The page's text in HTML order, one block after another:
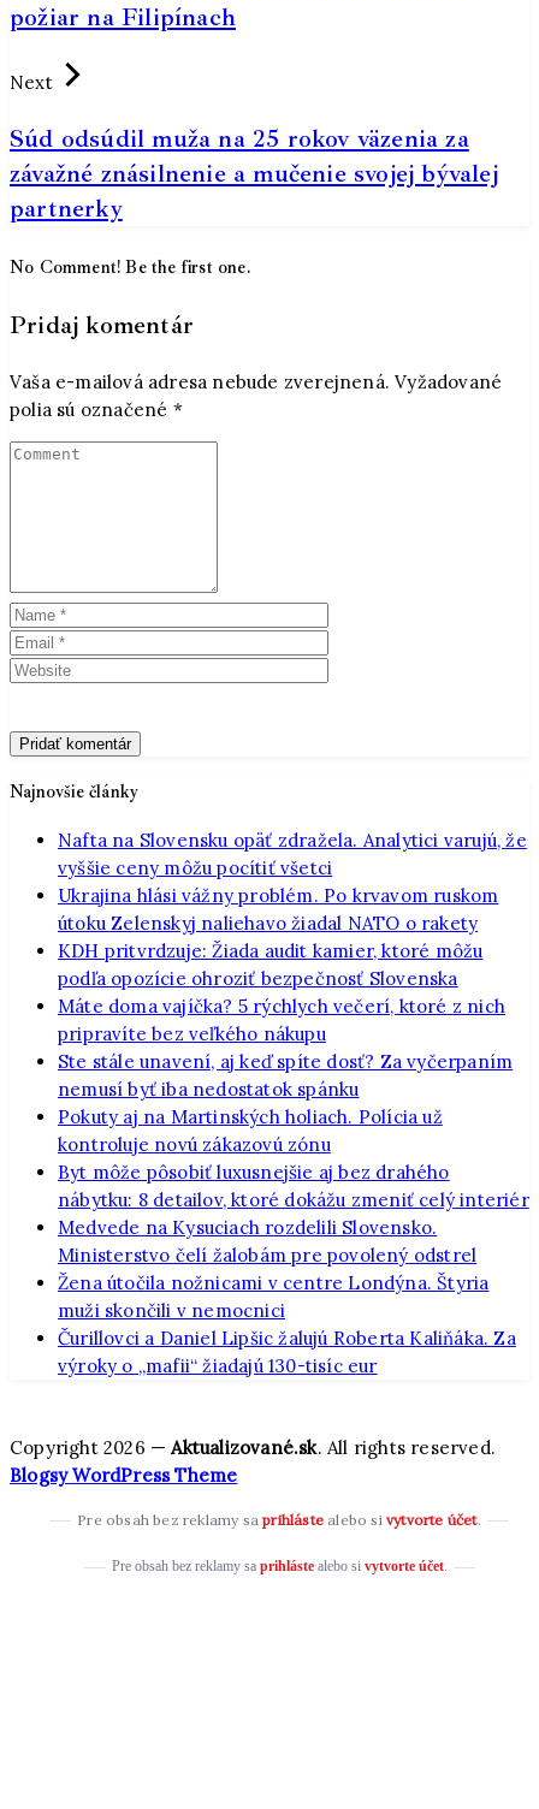
požiar na Filipínach
Next
Súd odsúdil muža na 25 rokov väzenia za
závažné znásilnenie a mučenie svojej bývalej
partnerky
No Comment! Be the first one.
Pridaj komentár
Vaša e-mailová adresa nebude zverejnená. Vyžadované
polia sú označené *
Najnovšie články
Nafta na Slovensku opäť zdražela. Analytici varujú, že
vyššie ceny môžu pocítiť všetci
Ukrajina hlási vážny problém. Po krvavom ruskom
útoku Zelenskyj naliehavo žiadal NATO o rakety
KDH pritvrdzuje: Žiada audit kamier, ktoré môžu
podľa opozície ohroziť bezpečnosť Slovenska
Máte doma vajíčka? 5 rýchlych večerí, ktoré z nich
pripravíte bez veľkého nákupu
Ste stále unavení, aj keď spíte dosť? Za vyčerpaním
nemusí byť iba nedostatok spánku
Pokuty aj na Martinských holiach. Polícia už
kontroluje novú zákazovú zónu
Byt môže pôsobiť luxusnejšie aj bez drahého
nábytku: 8 detailov, ktoré dokážu zmeniť celý interiér
Medvede na Kysuciach rozdelili Slovensko.
Ministerstvo čelí žalobám pre povolený odstrel
Žena útočila nožnicami v centre Londýna. Štyria
muži skončili v nemocnici
Čurillovci a Daniel Lipšic žalujú Roberta Kaliňáka. Za
výroky o „mafii“ žiadajú 130-tisíc eur
Copyright 2026 —Aktualizované.sk. All rights reserved.
Blogsy WordPress Theme
Pre obsah bez reklamy saprihláste alebo si vytvorte účet.